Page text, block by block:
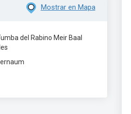
Mostrar en Mapa
del Rabino Meir Baal